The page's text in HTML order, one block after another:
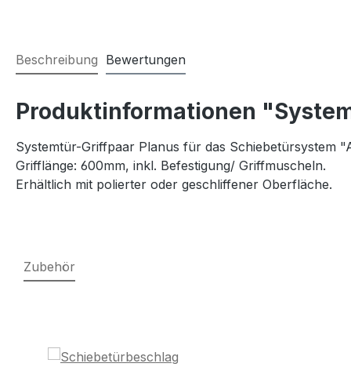
Beschreibung Bewertungen
Produktinformationen
Systemtür-Griffpaar Planus für das Schiebetürsystem
Grifflänge: 600mm, inkl. Befestigung/ Griffmuscheln.
Erhältlich mit polierter oder geschliffener Oberfläche.
Zubehör